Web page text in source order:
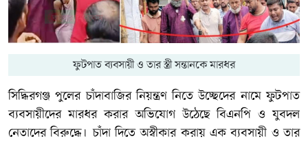
ফুটপাত ব্যবসায়ী ও তার স্ত্রী সন্তানকে মারধর
সিদ্ধিরগঞ্জ পুলের চাঁদাবাজির নিয়ন্ত্রণ নিতে উচ্ছেদের নামে ফুটপাত
ব্যবসায়ীদের মারধর করার অভিযোগ উঠেছে বিএনপি ও যুবদল
নেতাদের বিরুদ্ধে। চাঁদা দিতে অস্বীকার করায় এক ব্যবসায়ী ও তার